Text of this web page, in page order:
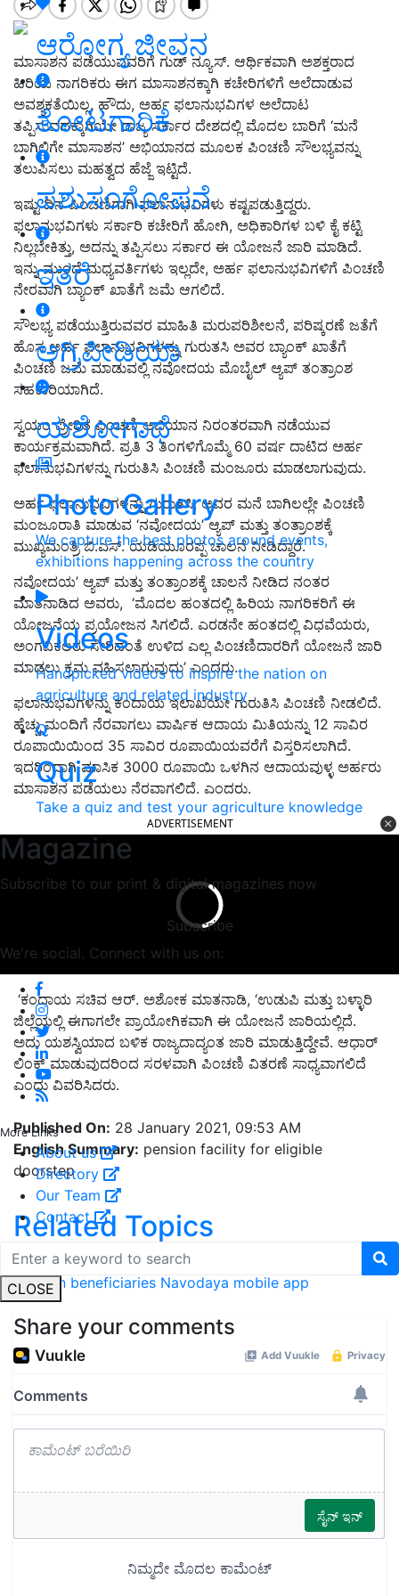
ಆರೋಗ್ಯ ಜೀವನ
ತೋಟಗಾರಿಕೆ
ಪಶುಸಂಗೋಪನೆ
ಇತರೆ
ಅಗ್ರಿಪೀಡಿಯಾ
ಯಶೋಗಾಥೆ
Photo Gallery
We capture the best photos around events,
exhibitions happening across the country
Videos
Handpicked videos to inspire the nation on
agriculture and related industry
Quiz
Take a quiz and test your agriculture knowledge
Magazine
Subscribe to our print & digital magazines now
Subscribe
We're social. Connect with us on:
More Links
About us
Directory
Our Team
Contact
CLOSE
ಮಾಸಾಶನ ಪಡೆಯುವವರಿಗೆ ಗುಡ್ ನ್ಯೂಸ್. ಆರ್ಥಿಕವಾಗಿ ಅಶಕ್ತರಾದ
ಹಿರಿಯ ನಾಗರಿಕರು ಈಗ ಮಾಸಾಶನಕ್ಕಾಗಿ ಕಚೇರಿಗಳಿಗೆ ಅಲೆದಾಡುವ
ಅವಶ್ಯಕತೆಯಿಲ್ಲ. ಹೌದು, ಅರ್ಹ ಫಲಾನುಭವಿಗಳ ಅಲೆದಾಟ
ತಪ್ಪಿಸುವದಕ್ಕಾಗಿಯೇ ರಾಜ್ಯ ಸರ್ಕಾರ ದೇಶದಲ್ಲಿ ಮೊದಲ ಬಾರಿಗೆ ‘ಮನೆ
ಬಾಗಿಲಿಗೇ ಮಾಸಾಶನ’ ಅಭಿಯಾನದ ಮೂಲಕ ಪಿಂಚಣಿ ಸೌಲಭ್ಯವನ್ನು
ತಲುಪಿಸಲು ಮಹತ್ವದ ಹೆಜ್ಜೆ ಇಟ್ಟಿದೆ.
ಇಷ್ಟು ದಿನ ಪಿಂಚಣಿಗಾಗಿ ಫಲಾನುಭವಿಗಳು ಕಷ್ಟಪಡುತ್ತಿದ್ದರು.
ಫಲಾನುಭವಿಗಳು ಸರ್ಕಾರಿ ಕಚೇರಿಗೆ ಹೋಗಿ, ಅಧಿಕಾರಿಗಳ ಬಳಿ ಕೈ ಕಟ್ಟಿ
ನಿಲ್ಲಬೇಕಿತ್ತು, ಅದನ್ನು ತಪ್ಪಿಸಲು ಸರ್ಕಾರ ಈ ಯೋಜನೆ ಜಾರಿ ಮಾಡಿದೆ.
ಇನ್ನು ಮುಂದೆ ಮಧ್ಯವರ್ತಿಗಳು ಇಲ್ಲದೇ, ಅರ್ಹ ಫಲಾನುಭವಿಗಳಿಗೆ ಪಿಂಚಣಿ
ನೇರವಾಗಿ ಬ್ಯಾಂಕ್‌ ಖಾತೆಗೆ ಜಮೆ ಆಗಲಿದೆ.
ಸೌಲಭ್ಯ ಪಡೆಯುತ್ತಿರುವವರ ಮಾಹಿತಿ ಮರುಪರಿಶೀಲನೆ, ಪರಿಷ್ಕರಣೆ ಜತೆಗೆ
ಹೊಸ ಅರ್ಹ ಫಲಾನುಭವಿಗಳನ್ನು ಗುರುತಸಿ ಅವರ ಬ್ಯಾಂಕ್ ಖಾತೆಗೆ
ಪಿಂಚಣಿ ಜಮೆ ಮಾಡುವಲ್ಲಿ ನವೋದಯ ಮೊಬೈಲ್ ಆ್ಯಪ್ ತಂತ್ರಾಂಶ
ಸಹಕಾರಿಯಾಗಿದೆ.
ಸ್ವಯಂ ಪ್ರೇರಿತ ಪಿಂಚಣಿ ಅಭಿಯಾನ ನಿರಂತರವಾಗಿ ನಡೆಯುವ
ಕಾರ್ಯಕ್ರಮವಾಗಿದೆ. ಪ್ರತಿ 3 ತಿಂಗಳಿಗೊಮ್ಮೆ 60 ವರ್ಷ ದಾಟಿದ ಅರ್ಹ
ಫಲಾನುಭವಿಗಳನ್ನು ಗುರುತಿಸಿ ಪಿಂಚಣಿ ಮಂಜೂರು ಮಾಡಲಾಗುವುದು.
ಅರ್ಹ ಫಲಾನುಭವಿಗಳನ್ನು ಗುರುತಿಸಿ, ಅವರ ಮನೆ ಬಾಗಿಲಲ್ಲೇ ಪಿಂಚಣಿ
ಮಂಜೂರಾತಿ ಮಾಡುವ ‘ನವೋದಯ’ ಆ್ಯಪ್ ಮತ್ತು ತಂತ್ರಾಂಶಕ್ಕೆ
ಮುಖ್ಯಮಂತ್ರಿ ಬಿ.ಎಸ್‌. ಯಡಿಯೂರಪ್ಪ ಚಾಲನೆ ನೀಡಿದ್ದಾರೆ.
ನವೋದಯ’ ಆ್ಯಪ್ ಮತ್ತು ತಂತ್ರಾಂಶಕ್ಕೆ ಚಾಲನೆ ನೀಡಿದ ನಂತರ
ಮಾತನಾಡಿದ ಅವರು, ‘ಮೊದಲ ಹಂತದಲ್ಲಿ ಹಿರಿಯ ನಾಗರಿಕರಿಗೆ ಈ
ಯೋಜನೆಯ ಪ್ರಯೋಜನ ಸಿಗಲಿದೆ. ಎರಡನೇ ಹಂತದಲ್ಲಿ ವಿಧವೆಯರು,
ಅಂಗವಿಕಲರು ಸೇರಿದಂತೆ ಉಳಿದ ಎಲ್ಲ ಪಿಂಚಣಿದಾರರಿಗೆ ಯೋಜನೆ ಜಾರಿ
ಮಾಡಲು ಕ್ರಮ ವಹಿಸಲಾಗುವುದು’ ಎಂದರು.
ಫಲಾನುಭವಿಗಳನ್ನು ಕಂದಾಯ ಇಲಾಖೆಯೇ ಗುರುತಿಸಿ ಪಿಂಚಣಿ ನೀಡಲಿದೆ.
ಹೆಚ್ಚು ಮಂದಿಗೆ ನೆರವಾಗಲು ವಾರ್ಷಿಕ ಆದಾಯ ಮಿತಿಯನ್ನು 12 ಸಾವಿರ
ರೂಪಾಯಿಯಿಂದ 35 ಸಾವಿರ ರೂಪಾಯಿಯವರೆಗೆ ವಿಸ್ತರಿಸಲಾಗಿದೆ.
ಇದರಿಂದಾಗಿ ಮಾಸಿಕ 3000 ರೂಪಾಯಿ ಒಳಗಿನ ಆದಾಯವುಳ್ಳ ಅರ್ಹರು
ಮಾಸಾಶನ ಪಡೆಯಲು ನೆರವಾಗಲಿದೆ. ಎಂದರು.
ADVERTISEMENT
‘ಕಂದಾಯ ಸಚಿವ ಆರ್. ಅಶೋಕ ಮಾತನಾಡಿ, ‘ಉಡುಪಿ ಮತ್ತು ಬಳ್ಳಾರಿ
ಜಿಲ್ಲೆಯಲ್ಲಿ ಈಗಾಗಲೇ ಪ್ರಾಯೋಗಿಕವಾಗಿ ಈ ಯೋಜನೆ ಜಾರಿಯಲ್ಲಿದೆ.
ಅದು ಯಶಸ್ವಿಯಾದ ಬಳಿಕ ರಾಜ್ಯದಾದ್ಯಂತ ಜಾರಿ ಮಾಡುತ್ತಿದ್ದೇವೆ. ಆಧಾರ್‌
ಲಿಂಕ್ ಮಾಡುವುದರಿಂದ ಸರಳವಾಗಿ ಪಿಂಚಣಿ ವಿತರಣೆ ಸಾಧ್ಯವಾಗಲಿದೆ
ಎಂದು ವಿವರಿಸಿದರು.
Published On: 28 January 2021, 09:53 AM
English Summary: pension facility for eligible
doorstep
Related Topics
pension facility for eligible doorstep
pension beneficiaries Navodaya mobile app
Share your comments